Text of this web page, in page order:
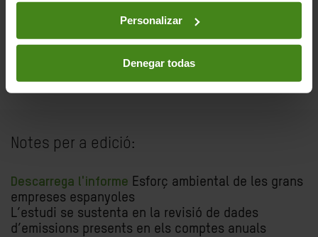
Personalizar
Denegar todas
l'emergència climàtica amb
responsabilitat i transparència.
Notes per a edició:
Descarrega l'informe Esforç ambiental de les grans
empreses espanyoles
L’estudi se sustenta en la revisió de dades
d’emissions presents en els comptes anuals